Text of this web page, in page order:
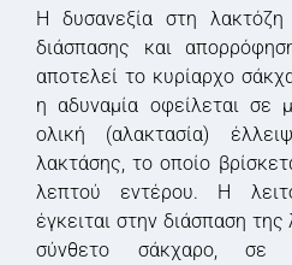
Η δυσανεξία στη λακτόζη
διάσπασης και
αποτελεί το κυρίαρχο
η αδυναμία οφείλεται σε
ολική (αλακτασία)
λακτάσης, το οποίο
λεπτού εντέρου. Η
έγκειται στην διάσπαση
σύνθετο σάκχαρο,